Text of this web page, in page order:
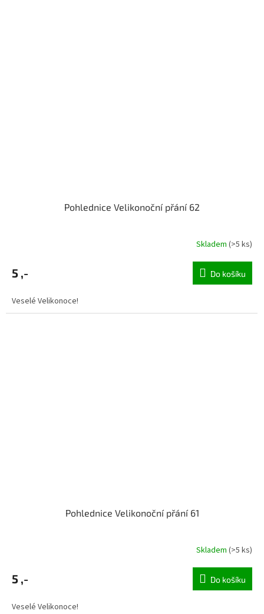
Pohlednice Velikonoční přání 62
Skladem (>5 ks)
5 ,- Do košíku
Veselé Velikonoce!
Pohlednice Velikonoční přání 61
Skladem (>5 ks)
5 ,- Do košíku
Veselé Velikonoce!